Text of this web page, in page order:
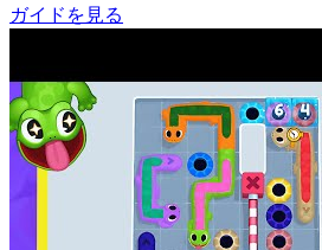
ガイドを見る